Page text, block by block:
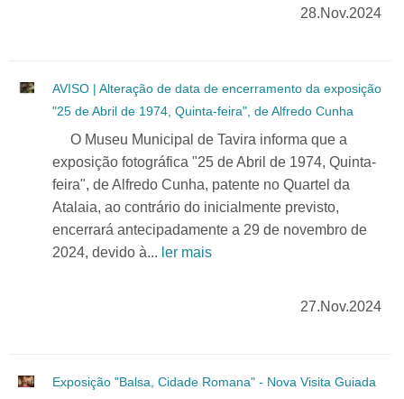
28.Nov.2024
AVISO | Alteração de data de encerramento da exposição
"25 de Abril de 1974, Quinta-feira", de Alfredo Cunha
O Museu Municipal de Tavira informa que a
exposição fotográfica "25 de Abril de 1974, Quinta-
feira", de Alfredo Cunha, patente no Quartel da
Atalaia, ao contrário do inicialmente previsto,
encerrará antecipadamente a 29 de novembro de
2024, devido à... ler mais
27.Nov.2024
Exposição "Balsa, Cidade Romana" - Nova Visita Guiada